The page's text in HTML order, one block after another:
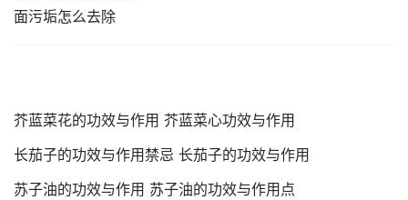
芥蓝菜花的功效与作用 芥蓝菜心功效与作用
长茄子的功效与作用禁忌 长茄子的功效与作用
苏子油的功效与作用 苏子油的功效与作用点